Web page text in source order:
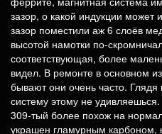
зазор, о какой индукции может
зазор поместили аж 6 слоёв
высотой намотки по-
соответствующая, более
видел. В ремонте в основном
бывают они очень часто.
систему этому не удивляешься.
309-тый более похож на
украшен гламурным карбоном,